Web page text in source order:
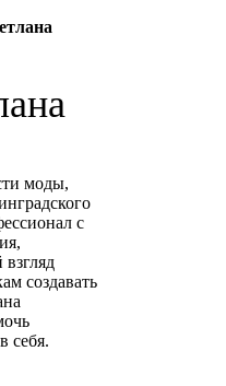
моды,
с
создавать
себя.